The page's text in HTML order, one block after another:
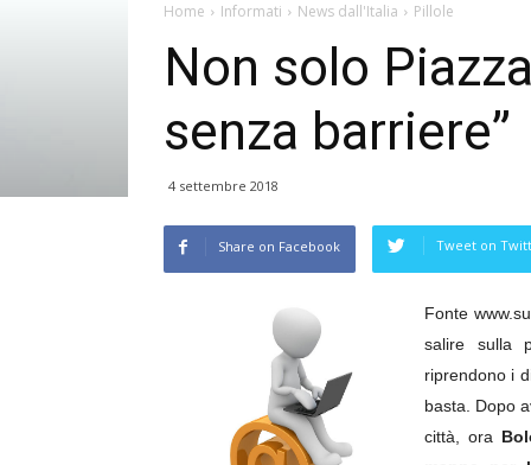
Home Informati News dall'Italia Pillole
Non solo
senza barriere”
4 settembre 2018
Share on Facebook Tweet on
Fonte
salire sulla
riprendono i
basta. Dopo
città, ora